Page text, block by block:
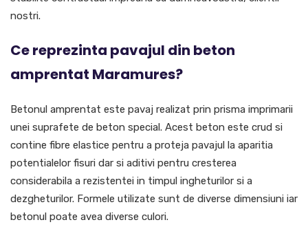
nostri.
Ce reprezinta pavajul din beton
amprentat Maramures?
Betonul amprentat este pavaj realizat prin prisma imprimarii
unei suprafete de beton special. Acest beton este crud si
contine fibre elastice pentru a proteja pavajul la aparitia
potentialelor fisuri dar si aditivi pentru cresterea
considerabila a rezistentei in timpul ingheturilor si a
dezgheturilor. Formele utilizate sunt de diverse dimensiuni iar
betonul poate avea diverse culori.